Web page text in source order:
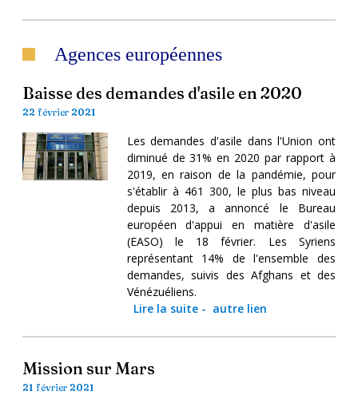
Agences européennes
Baisse des demandes d'asile en 2020
22 février 2021
Les demandes d'asile dans l'Union ont
diminué de 31% en 2020 par rapport à
2019, en raison de la pandémie, pour
s'établir à 461 300, le plus bas niveau
depuis 2013, a annoncé le Bureau
européen d'appui en matière d'asile
(EASO) le 18 février. Les Syriens
représentant 14% de l'ensemble des
demandes, suivis des Afghans et des
Vénézuéliens.
Lire la suite- autre lien
Mission sur Mars
21 février 2021